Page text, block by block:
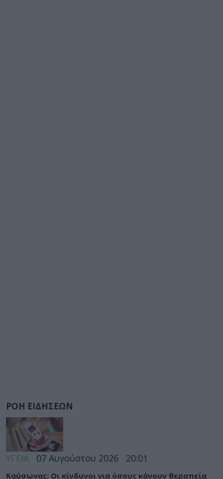
ΡΟΗ ΕΙΔΗΣΕΩΝ
ΥΓΕΙΑ 07 Αυγούστου 2026 20:01
Καύσωνας: Οι κίνδυνοι για όσους κάνουν θεραπεία